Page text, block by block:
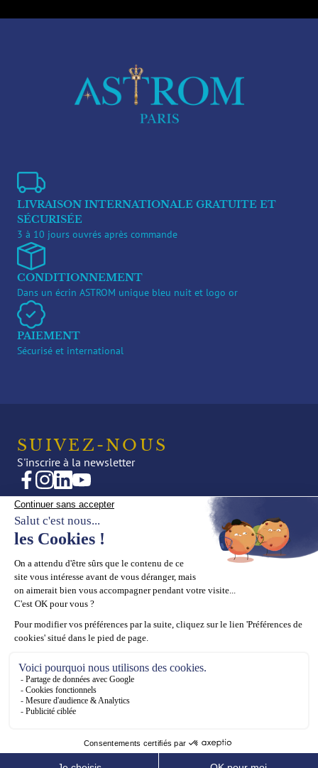
LIVRAISON INTERNATIONALE GRATUITE ET
SÉCURISÉE
3 à 10 jours ouvrés après commande
CONDITIONNEMENT
Dans un écrin ASTROM unique bleu nuit et logo or
PAIEMENT
Sécurisé et international
SUIVEZ-NOUS
S'inscrire à la newsletter
CRÉATIONS
Joaillerie
Haute Joaillerie
LA MAISON
Nos valeurs
Notre savoir-faire
Appartement Showroom
NOTRE UNIVERS
Actualités
Éditorial
Contact